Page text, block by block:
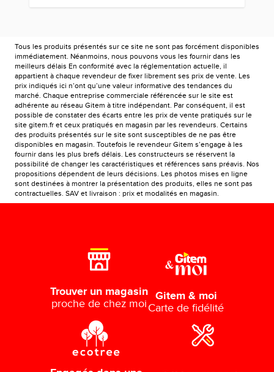
Tous les produits présentés sur ce site ne sont pas forcément disponibles
immédiatement. Néanmoins, nous pouvons vous les fournir dans les
meilleurs délais En conformité avec la réglementation actuelle, il
appartient à chaque revendeur de fixer librement ses prix de vente. Les
prix indiqués ici n’ont qu’une valeur informative des tendances du
marché. Chaque entreprise commerciale référencée sur le site est
adhérente au réseau Gitem à titre indépendant. Par conséquent, il est
possible de constater des écarts entre les prix de vente pratiqués sur le
site gitem.fr et ceux pratiqués en magasin par les revendeurs. Certains
des produits présentés sur le site sont susceptibles de ne pas être
disponibles en magasin. Toutefois le revendeur Gitem s’engage à les
fournir dans les plus brefs délais. Les constructeurs se réservent la
possibilité de changer les caractéristiques et références sans préavis. Nos
propositions dépendent de leurs décisions. Les photos mises en ligne
sont destinées à montrer la présentation des produits, elles ne sont pas
contractuelles. SAV et livraison : prix et modalités en magasin.
Trouver un magasin
proche de chez moi
Gitem & moi
Carte de fidélité